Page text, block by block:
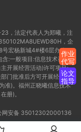
，法定代表人为郑曦，注
，企
号宏杨新城4#楼6层办公C-
:一般项目:信息技术咨询
开展经营活动)许可项目:
门批准后方可开展经营活
准)。福州正晓曦信息技术
册)。
网安备 35012302000136
作业
代写
论文
指导